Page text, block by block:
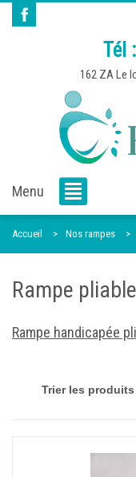
Tél :
162 ZA Le
Menu
Accueil Nos rampes
Rampe
Rampe handicapée
Trier les produits